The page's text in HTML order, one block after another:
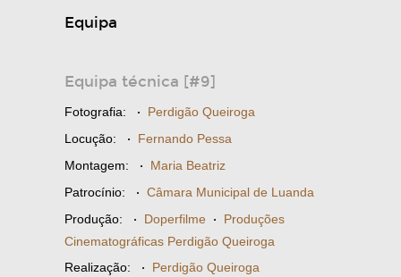
Equipa
Equipa técnica [#9]
Fotografia: · Perdigão Queiroga
Locução: · Fernando Pessa
Montagem: · Maria Beatriz
Patrocínio: · Câmara Municipal de Luanda
Produção: · Doperfilme · Produções
Cinematográficas Perdigão Queiroga
Realização: · Perdigão Queiroga